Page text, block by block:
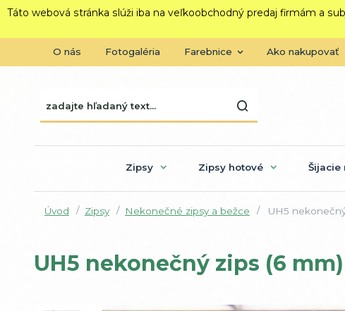
Táto webová stránka slúži iba na veľkoobchodný predaj firmám a
O nás Fotogaléria Farebnice Ako nakupovať
Zipsy Zipsy hotové Šijacie
Úvod Zipsy Nekonečné zipsy a bežce UH5
UH5 nekonečný zips (6